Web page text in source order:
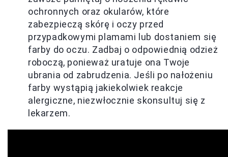
ochronnych oraz okularów, które
zabezpieczą skórę i oczy przed
przypadkowymi plamami lub dostaniem się
farby do oczu. Zadbaj o odpowiednią odzież
roboczą, ponieważ uratuje ona Twoje
ubrania od zabrudzenia. Jeśli po nałożeniu
farby wystąpią jakiekolwiek reakcje
alergiczne, niezwłocznie skonsultuj się z
lekarzem.